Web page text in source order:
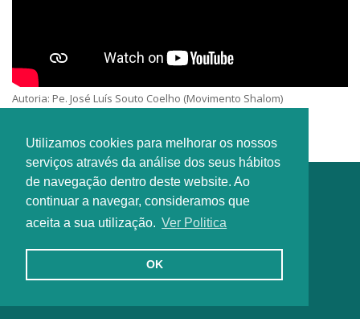
Utilizamos cookies para melhorar os nossos
serviços através da análise dos seus hábitos
de navegação dentro deste website. Ao
continuar a navegar, consideramos que
aceita a sua utilização. Ver Politica
OK
Autoria: Pe. José Luís Souto Coelho (Movimento Shalom)